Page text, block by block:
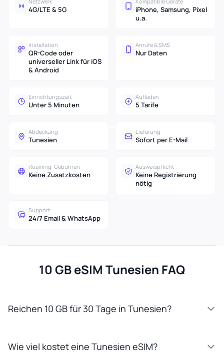
4G/LTE & 5G
iPhone, Samsung, Pixel
u.a.
Installation
QR-Code oder
universeller Link für iOS
& Android
Anrufe & SMS
Nur Daten
Einrichtungszeit
Unter 5 Minuten
Aufladen
5 Tarife
Abdeckung
Tunesien
Lieferung
Sofort per E-Mail
Roaming-Gebühren
Keine Zusatzkosten
Ausweispflicht
Keine Registrierung
nötig
Support
24/7 Email & WhatsApp
10 GB eSIM Tunesien FAQ
Reichen 10 GB für 30 Tage in Tunesien?
Wie viel kostet eine Tunesien eSIM?